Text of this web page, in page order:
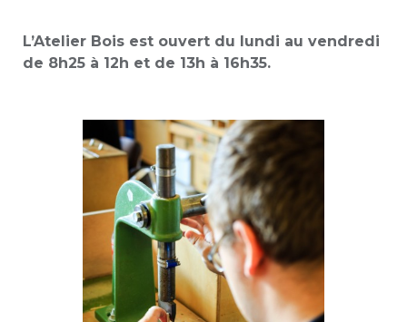
L’Atelier Bois est ouvert du lundi au vendredi
de 8h25 à 12h et de 13h à 16h35.